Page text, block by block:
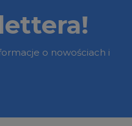
o nowościach i